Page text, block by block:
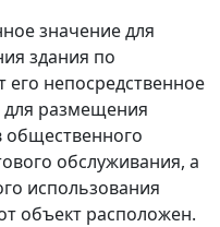
значение для
здания по
его непосредственное
для размещения
общественного
обслуживания, а
использования
объект расположен.